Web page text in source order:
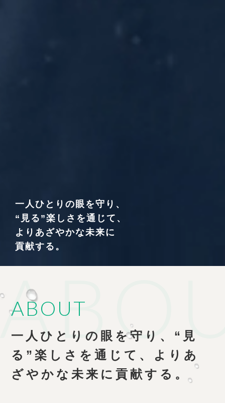
一人ひとりの眼を守り、
“見る”楽しさを通じて、
よりあざやかな未来に
貢献する。
ABOUT
一人ひとりの眼を守り、 “見
る”楽しさを通じて、 よりあ
ざやかな未来に貢献する。